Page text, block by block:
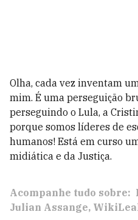
Olha, cada vez inventam
mim. É uma perseguição
perseguindo o Lula, a
porque somos líderes de
humanos! Está em curso
midiática e da Justiça.
Acompanhe tudo sobre:
Julian Assange